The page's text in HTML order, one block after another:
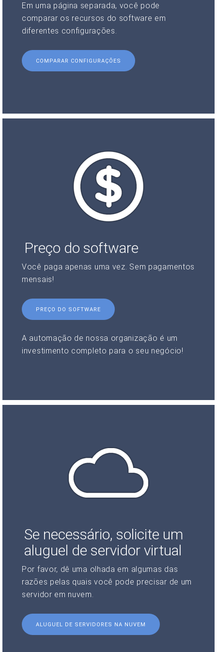
Em uma página separada, você pode
comparar os recursos do software em
diferentes configurações.
COMPARAR CONFIGURAÇÕES
Preço do software
Você paga apenas uma vez. Sem pagamentos
mensais!
PREÇO DO SOFTWARE
A automação de nossa organização é um
investimento completo para o seu negócio!
Se necessário, solicite um
aluguel de servidor virtual
Por favor, dê uma olhada em algumas das
razões pelas quais você pode precisar de um
servidor em nuvem.
ALUGUEL DE SERVIDORES NA NUVEM